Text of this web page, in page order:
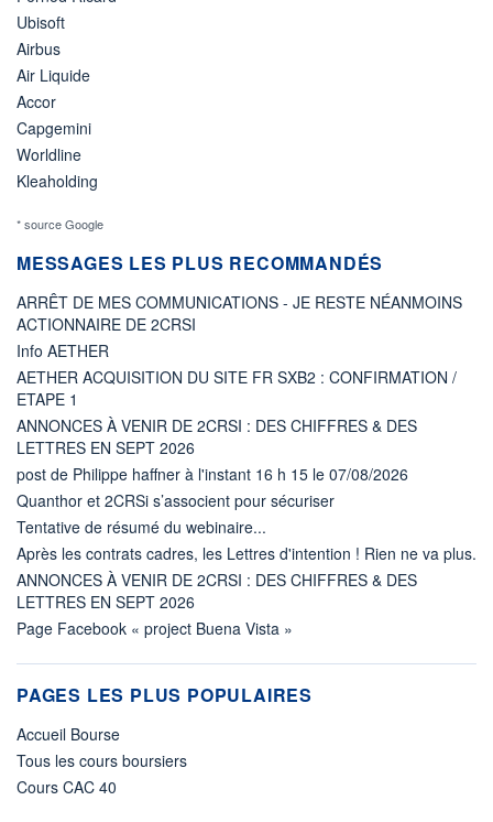
Ubisoft
Airbus
Air Liquide
Accor
Capgemini
Worldline
Kleaholding
* source Google
MESSAGES LES PLUS RECOMMANDÉS
ARRÊT DE MES COMMUNICATIONS - JE RESTE NÉANMOINS
ACTIONNAIRE DE 2CRSI
Info AETHER
AETHER ACQUISITION DU SITE FR SXB2 : CONFIRMATION /
ETAPE 1
ANNONCES À VENIR DE 2CRSI : DES CHIFFRES & DES
LETTRES EN SEPT 2026
post de Philippe haffner à l'instant 16 h 15 le 07/08/2026
Quanthor et 2CRSi s’associent pour sécuriser
Tentative de résumé du webinaire...
Après les contrats cadres, les Lettres d'intention ! Rien ne va plus.
ANNONCES À VENIR DE 2CRSI : DES CHIFFRES & DES
LETTRES EN SEPT 2026
Page Facebook « project Buena Vista »
PAGES LES PLUS POPULAIRES
Accueil Bourse
Tous les cours boursiers
Cours CAC 40